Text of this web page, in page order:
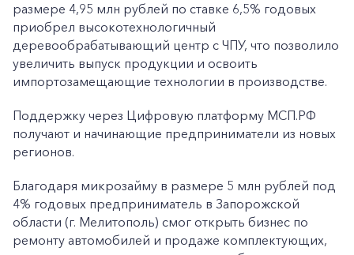
размере 4,95 млн рублей по ставке 6,5% годовых
приобрел высокотехнологичный
деревообрабатывающий центр с ЧПУ, что позволило
увеличить выпуск продукции и освоить
импортозамещающие технологии в производстве.
Поддержку через Цифровую платформу МСП.РФ
получают и начинающие предприниматели из новых
регионов.
Благодаря микрозайму в размере 5 млн рублей под
4% годовых предприниматель в Запорожской
области (г. Мелитополь) смог открыть бизнес по
ремонту автомобилей и продаже комплектующих,